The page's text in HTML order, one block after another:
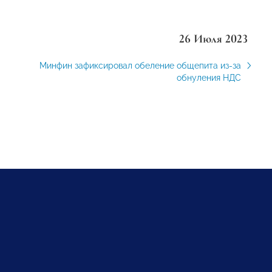
26 Июля 2023
Минфин зафиксировал обеление общепита из-за
обнуления НДС